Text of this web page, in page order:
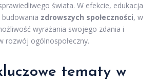
świata. W efekcie, edukacja
zdrowszych społeczności, w
wyrażania swojego zdania i
rozwój ogólnospołeczny.
tematy w